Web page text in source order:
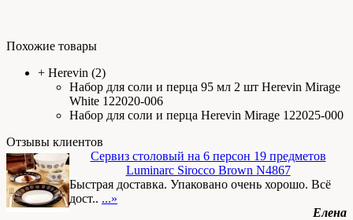
Похожие товары
+ Herevin (2)
Набор для соли и перца 95 мл 2 шт Herevin Mirage
White 122020-006
Набор для соли и перца Herevin Mirage 122025-000
Отзывы клиентов
Сервиз столовый на 6 персон 19 предметов
Luminarc Sirocco Brown N4867
Быстрая доставка. Упаковано очень хорошо. Всё
дост.. ...»
Елена